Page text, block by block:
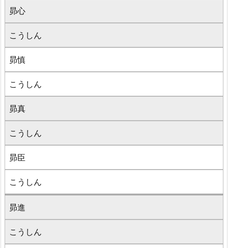
昴心
こうしん
昴慎
こうしん
昴真
こうしん
昴臣
こうしん
昴進
こうしん